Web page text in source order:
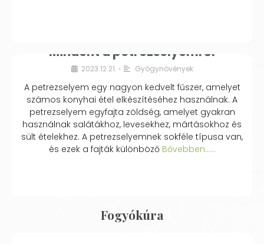
Mindent a petrezselyemről
2023.12.21. • Gyógynövények
A petrezselyem egy nagyon kedvelt fűszer, amelyet
számos konyhai étel elkészítéséhez használnak. A
petrezselyem egyfajta zöldség, amelyet gyakran
használnak salátákhoz, levesekhez, mártásokhoz és
sült ételekhez. A petrezselyemnek sokféle típusa van,
és ezek a fajták különbözőBővebben...…
Fogyókúra